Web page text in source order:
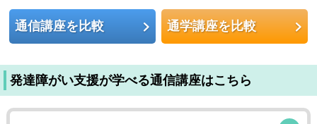
通信講座を比較 通学講座を比較
発達障がい支援が学べる通信講座はこちら